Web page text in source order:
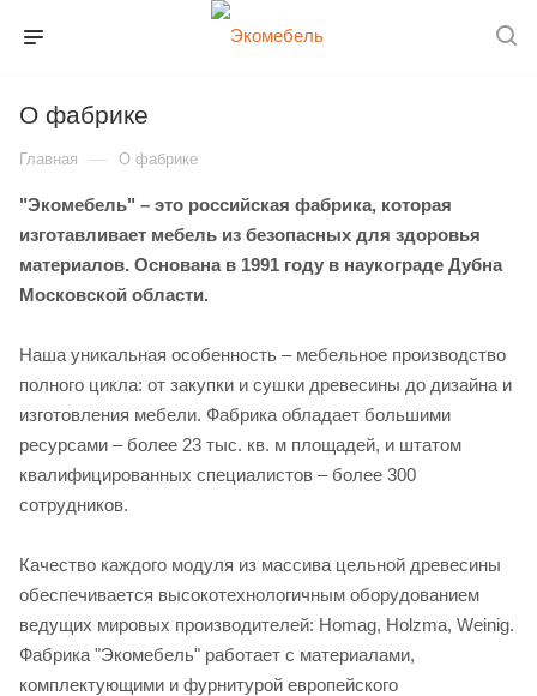
О фабрике
Главная — О фабрике
"Экомебель" – это российская фабрика, которая
изготавливает мебель из безопасных для здоровья
материалов. Основана в 1991 году в наукограде Дубна
Московской области.
Наша уникальная особенность – мебельное производство
полного цикла: от закупки и сушки древесины до дизайна и
изготовления мебели. Фабрика обладает большими
ресурсами – более 23 тыс. кв. м площадей, и штатом
квалифицированных специалистов – более 300
сотрудников.
Качество каждого модуля из массива цельной древесины
обеспечивается высокотехнологичным оборудованием
ведущих мировых производителей: Homag, Holzma, Weinig.
Фабрика "Экомебель" работает с материалами,
комплектующими и фурнитурой европейского